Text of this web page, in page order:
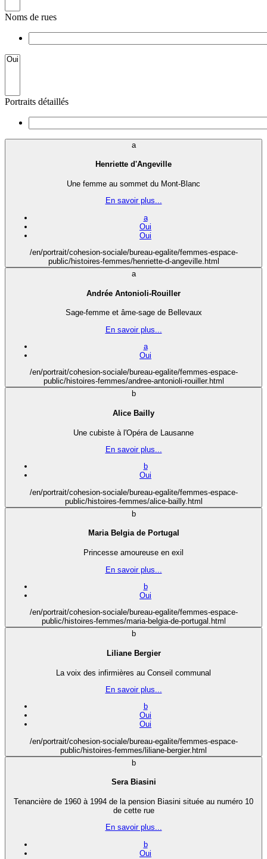
Noms de rues
Portraits détaillés
a
Henriette d'Angeville
Une femme au sommet du Mont-Blanc
En savoir plus...
a
Oui
Oui
/en/portrait/cohesion-sociale/bureau-egalite/femmes-espace-
public/histoires-femmes/henriette-d-angeville.html
a
Andrée Antonioli-Rouiller
Sage-femme et âme-sage de Bellevaux
En savoir plus...
a
Oui
/en/portrait/cohesion-sociale/bureau-egalite/femmes-espace-
public/histoires-femmes/andree-antonioli-rouiller.html
b
Alice Bailly
Une cubiste à l'Opéra de Lausanne
En savoir plus...
b
Oui
/en/portrait/cohesion-sociale/bureau-egalite/femmes-espace-
public/histoires-femmes/alice-bailly.html
b
Maria Belgia de Portugal
Princesse amoureuse en exil
En savoir plus...
b
Oui
/en/portrait/cohesion-sociale/bureau-egalite/femmes-espace-
public/histoires-femmes/maria-belgia-de-portugal.html
b
Liliane Bergier
La voix des infirmières au Conseil communal
En savoir plus...
b
Oui
Oui
/en/portrait/cohesion-sociale/bureau-egalite/femmes-espace-
public/histoires-femmes/liliane-bergier.html
b
Sera Biasini
Tenancière de 1960 à 1994 de la pension Biasini située au numéro 10
de cette rue
En savoir plus...
b
Oui